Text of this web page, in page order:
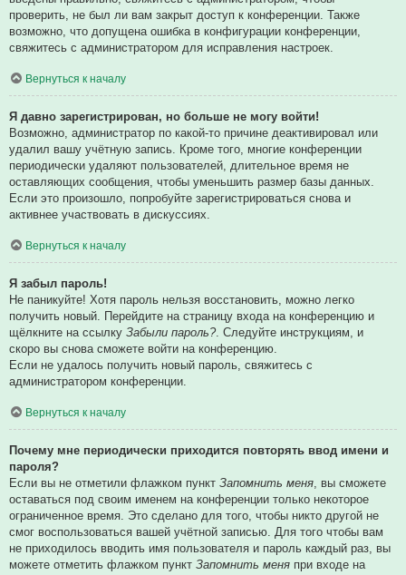
проверить, не был ли вам закрыт доступ к конференции. Также
возможно, что допущена ошибка в конфигурации конференции,
свяжитесь с администратором для исправления настроек.
Вернуться к началу
Я давно зарегистрирован, но больше не могу войти!
Возможно, администратор по какой-то причине деактивировал или
удалил вашу учётную запись. Кроме того, многие конференции
периодически удаляют пользователей, длительное время не
оставляющих сообщения, чтобы уменьшить размер базы данных.
Если это произошло, попробуйте зарегистрироваться снова и
активнее участвовать в дискуссиях.
Вернуться к началу
Я забыл пароль!
Не паникуйте! Хотя пароль нельзя восстановить, можно легко
получить новый. Перейдите на страницу входа на конференцию и
щёлкните на ссылку Забыли пароль?. Следуйте инструкциям, и
скоро вы снова сможете войти на конференцию.
Если не удалось получить новый пароль, свяжитесь с
администратором конференции.
Вернуться к началу
Почему мне периодически приходится повторять ввод имени и
пароля?
Если вы не отметили флажком пункт Запомнить меня , вы сможете
оставаться под своим именем на конференции только некоторое
ограниченное время. Это сделано для того, чтобы никто другой не
смог воспользоваться вашей учётной записью. Для того чтобы вам
не приходилось вводить имя пользователя и пароль каждый раз, вы
можете отметить флажком пункт Запомнить меня при входе на